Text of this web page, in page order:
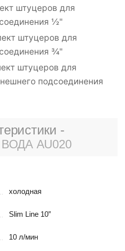
штуцеров для
½"
штуцеров для
¾"
штуцеров для
подсоединения
AU020
холодная
Slim Line 10”
10 л/мин